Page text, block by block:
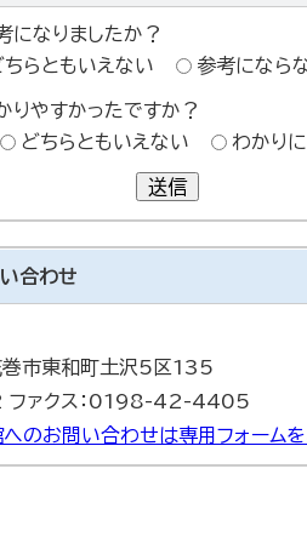
になりましたか？
ちらともいえない 参考になら
りやすかったですか？
どちらともいえない わかり
送信
合わせ
市東和町土沢5区135
ァクス：0198-42-4405
のお問い合わせは専用フォームを